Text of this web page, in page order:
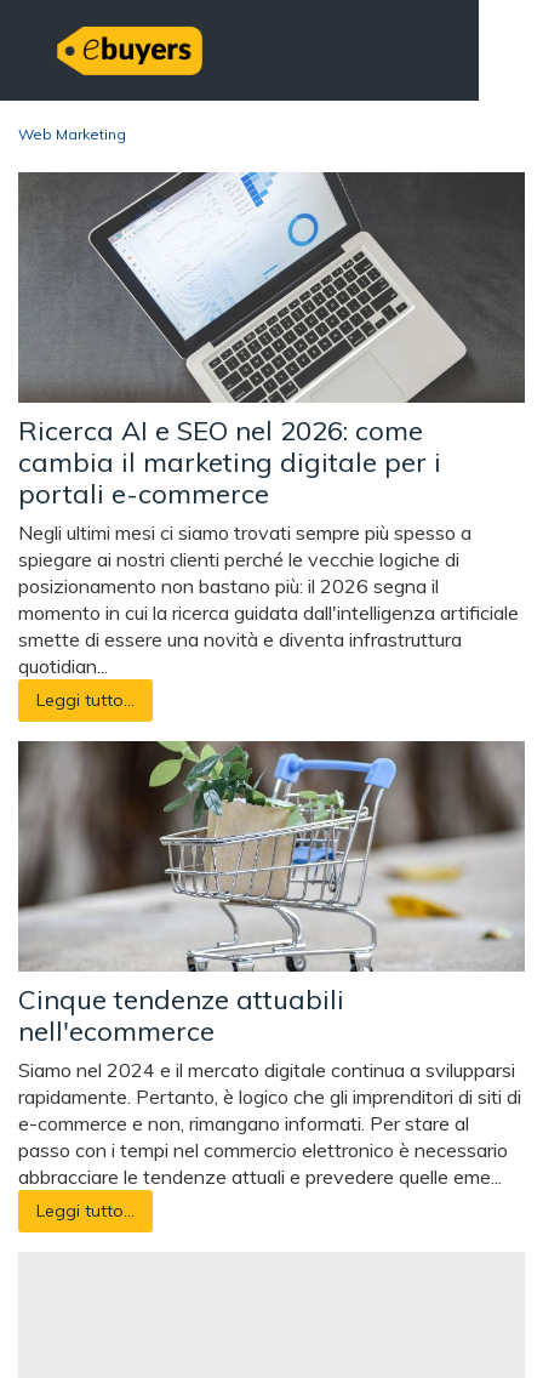
Web Marketing
Ricerca AI e SEO nel 2026: come
cambia il marketing digitale per i
portali e-commerce
Negli ultimi mesi ci siamo trovati sempre più spesso a
spiegare ai nostri clienti perché le vecchie logiche di
posizionamento non bastano più: il 2026 segna il
momento in cui la ricerca guidata dall'intelligenza artificiale
smette di essere una novità e diventa infrastruttura
quotidian...
Leggi tutto...
Cinque tendenze attuabili
nell'ecommerce
Siamo nel 2024 e il mercato digitale continua a svilupparsi
rapidamente. Pertanto, è logico che gli imprenditori di siti di
e-commerce e non, rimangano informati. Per stare al
passo con i tempi nel commercio elettronico è necessario
abbracciare le tendenze attuali e prevedere quelle eme...
Leggi tutto...